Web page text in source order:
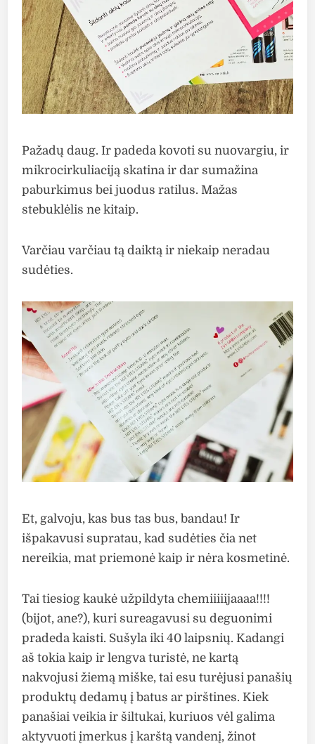
Pažadų daug. Ir padeda kovoti su nuovargiu, ir
mikrocirkuliaciją skatina ir dar sumažina
paburkimus bei juodus ratilus. Mažas
stebuklėlis ne kitaip.
Varčiau varčiau tą daiktą ir niekaip neradau
sudėties.
Et, galvoju, kas bus tas bus, bandau! Ir
išpakavusi supratau, kad sudėties čia net
nereikia, mat priemonė kaip ir nėra kosmetinė.
Tai tiesiog kaukė užpildyta chemiiiiijaaaa!!!!
(bijot, ane?), kuri sureagavusi su deguonimi
pradeda kaisti. Sušyla iki 40 laipsnių. Kadangi
aš tokia kaip ir lengva turistė, ne kartą
nakvojusi žiemą miške, tai esu turėjusi panašių
produktų dedamų į batus ar pirštines. Kiek
panašiai veikia ir šiltukai, kuriuos vėl galima
aktyvuoti įmerkus į karštą vandenį, žinot